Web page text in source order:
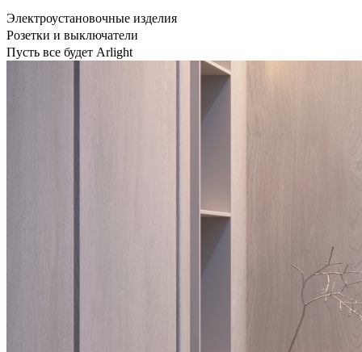
Электроустановочные изделия
Розетки и выключатели
Пусть все будет Arlight